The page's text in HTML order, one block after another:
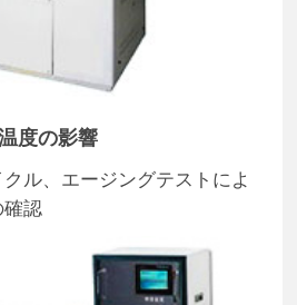
度の影響
ル、エージングテストによ
確認